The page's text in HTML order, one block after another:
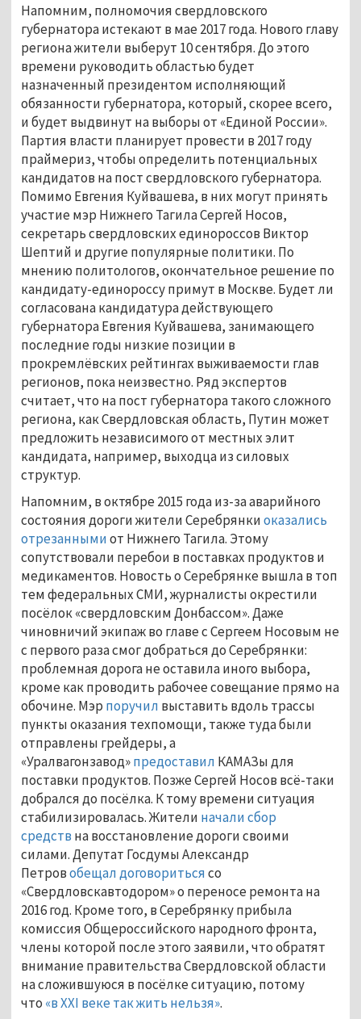
Напомним, полномочия свердловского
губернатора истекают в мае 2017 года. Нового главу
региона жители выберут 10 сентября. До этого
времени руководить областью будет
назначенный президентом исполняющий
обязанности губернатора, который, скорее всего,
и будет выдвинут на выборы от «Единой России».
Партия власти планирует провести в 2017 году
праймериз, чтобы определить потенциальных
кандидатов на пост свердловского губернатора.
Помимо Евгения Куйвашева, в них могут принять
участие мэр Нижнего Тагила Сергей Носов,
секретарь свердловских единороссов Виктор
Шептий и другие популярные политики. По
мнению политологов, окончательное решение по
кандидату-единороссу примут в Москве. Будет ли
согласована кандидатура действующего
губернатора Евгения Куйвашева, занимающего
последние годы низкие позиции в
прокремлёвских рейтингах выживаемости глав
регионов, пока неизвестно. Ряд экспертов
считает, что на пост губернатора такого сложного
региона, как Свердловская область, Путин может
предложить независимого от местных элит
кандидата, например, выходца из силовых
структур.
Напомним, в октябре 2015 года из-за аварийного
состояния дороги жители Серебрянкиоказались
отрезаннымиот Нижнего Тагила. Этому
сопутствовали перебои в поставках продуктов и
медикаментов. Новость о Серебрянке вышла в топ
тем федеральных СМИ, журналисты окрестили
посёлок «свердловским Донбассом». Даже
чиновничий экипаж во главе с Сергеем Носовым не
с первого раза смог добраться до Серебрянки:
проблемная дорога не оставила иного выбора,
кроме как проводить рабочее совещание прямо на
обочине. Мэр поручил выставить вдоль трассы
пункты оказания техпомощи, также туда были
отправлены грейдеры, а
«Уралвагонзавод»предоставил КАМАЗы для
поставки продуктов. Позже Сергей Носов всё-таки
добрался до посёлка. К тому времени ситуация
стабилизировалась. Жители начали сбор
средств на восстановление дороги своими
силами. Депутат Госдумы Александр
Петровобещал договоритьсясо
«Свердловскавтодором» о переносе ремонта на
2016 год. Кроме того, в Серебрянку прибыла
комиссия Общероссийского народного фронта,
члены которой после этого заявили, что обратят
внимание правительства Свердловской области
на сложившуюся в посёлке ситуацию, потому
что «в ХХI веке так жить нельзя».